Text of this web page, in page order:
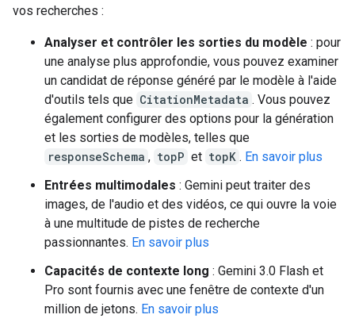
vos recherches :
Analyser et contrôler les sorties du modèle : pour
une analyse plus approfondie, vous pouvez examiner
un candidat de réponse généré par le modèle à l'aide
d'outils tels que CitationMetadata . Vous pouvez
également configurer des options pour la génération
et les sorties de modèles, telles que
responseSchema , topP et topK . En savoir plus
Entrées multimodales : Gemini peut traiter des
images, de l'audio et des vidéos, ce qui ouvre la voie
à une multitude de pistes de recherche
passionnantes. En savoir plus
Capacités de contexte long : Gemini 3.0 Flash et
Pro sont fournis avec une fenêtre de contexte d'un
million de jetons. En savoir plus